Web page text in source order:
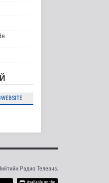
өмнө
ээлжит
өмнө
болон
Радио Телевиз.